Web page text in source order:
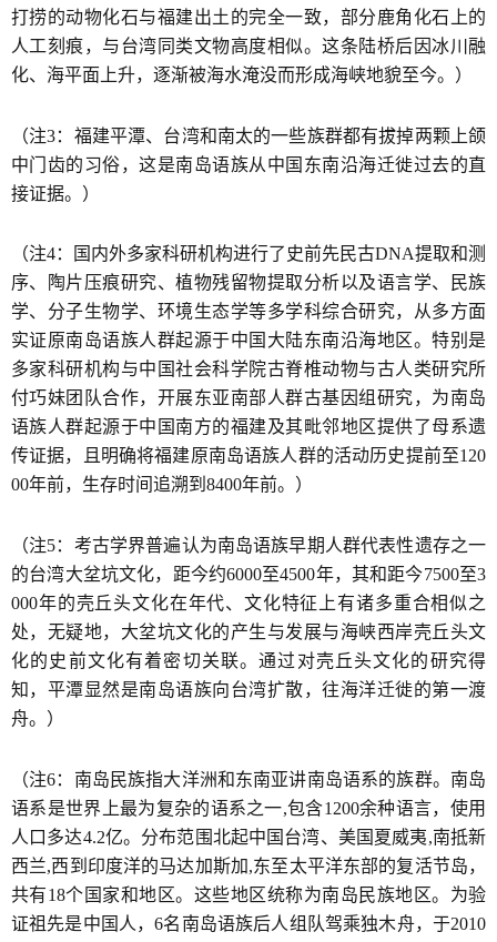
打捞的动物化石与福建出土的完全一致，部分鹿角化石上的
人工刻痕，与台湾同类文物高度相似。这条陆桥后因冰川融
化、海平面上升，逐渐被海水淹没而形成海峡地貌至今。）
（注3：福建平潭、台湾和南太的一些族群都有拔掉两颗上颌
中门齿的习俗，这是南岛语族从中国东南沿海迁徙过去的直
接证据。）
（注4：国内外多家科研机构进行了史前先民古DNA提取和测
序、陶片压痕研究、植物残留物提取分析以及语言学、民族
学、分子生物学、环境生态学等多学科综合研究，从多方面
实证原南岛语族人群起源于中国大陆东南沿海地区。特别是
多家科研机构与中国社会科学院古脊椎动物与古人类研究所
付巧妹团队合作，开展东亚南部人群古基因组研究，为南岛
语族人群起源于中国南方的福建及其毗邻地区提供了母系遗
传证据，且明确将福建原南岛语族人群的活动历史提前至120
00年前，生存时间追溯到8400年前。）
（注5：考古学界普遍认为南岛语族早期人群代表性遗存之一
的台湾大坌坑文化，距今约6000至4500年，其和距今7500至3
000年的壳丘头文化在年代、文化特征上有诸多重合相似之
处，无疑地，大坌坑文化的产生与发展与海峡西岸壳丘头文
化的史前文化有着密切关联。通过对壳丘头文化的研究得
知，平潭显然是南岛语族向台湾扩散，往海洋迁徙的第一渡
舟。）
（注6：南岛民族指大洋洲和东南亚讲南岛语系的族群。南岛
语系是世界上最为复杂的语系之一,包含1200余种语言，使用
人口多达4.2亿。分布范围北起中国台湾、美国夏威夷,南抵新
西兰,西到印度洋的马达加斯加,东至太平洋东部的复活节岛，
共有18个国家和地区。这些地区统称为南岛民族地区。为验
证祖先是中国人，6名南岛语族后人组队驾乘独木舟，于2010